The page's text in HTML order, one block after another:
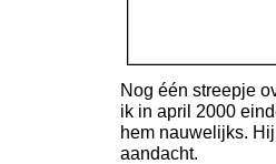
Nog één streepje
ik in april 2000
hem nauwelijks.
aandacht.